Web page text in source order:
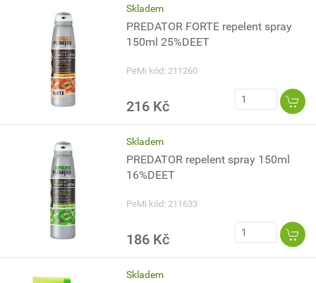
Skladem
PREDATOR FORTE repelent spray
150ml 25%DEET
PeMi kód: 211260
216 Kč
Skladem
PREDATOR repelent spray 150ml
16%DEET
PeMi kód: 211633
186 Kč
Skladem